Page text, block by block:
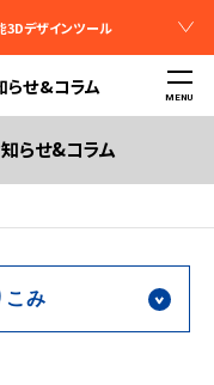
デザインツール
らせ&コラム MENU
らせ&コラム
こみ